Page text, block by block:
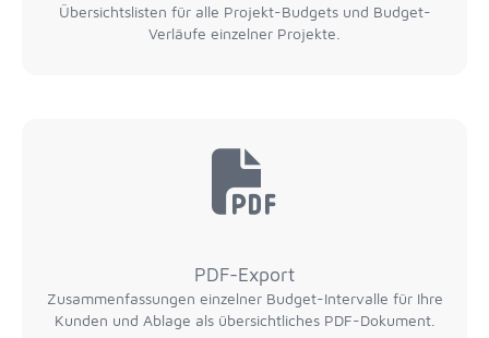
Übersichtslisten für alle Projekt-Budgets und Budget-
Verläufe einzelner Projekte.
PDF-Export
Zusammenfassungen einzelner Budget-Intervalle für Ihre
Kunden und Ablage als übersichtliches PDF-Dokument.